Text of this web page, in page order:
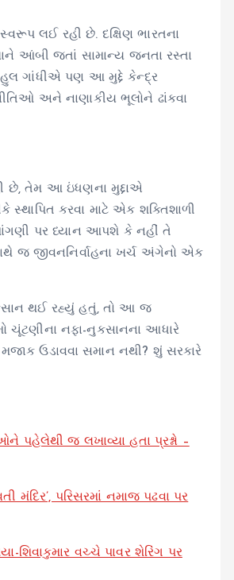
લઈ રહી છે. દક્ષિણ ભારતના
આંબી જતાં સામાન્ય જનતા રસ્તા
ગાંધીએ પણ આ મુદ્દે કેન્દ્ર
અને નાણાકીય ભૂલોને ઢાંકવા
છે, તેમ આ ઇંધણના મુદ્દાએ
કરવા માટે એક શક્તિશાળી
પર ધ્યાન આપશે કે નહીં તે
જ જીવનનિર્વાહના ખર્ચ અંગેનો એક
થઈ રહ્યું હતું, તો આ જ
ચૂંટણીના નફા-નુકસાનના આધારે
ઉડાવવા સમાન નથી? શું સરકારે
પહેલેથી જ લખાવ્યા હતા પ્રશ્નો –
મંદિર’, પરિસરમાં નમાજ પઢવા પર
શિવાકુમાર વચ્ચે પાવર શેરિંગ પર